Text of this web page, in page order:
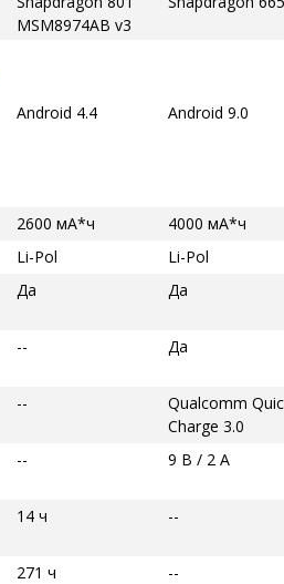
MSM8974AB v3
Android 4.4 Android 9.0
2600 мА*ч
4000 мА*ч
Li-Pol
Li-Pol
Да Да
-- Да
--
Qualcomm
Charge 3.0
-- 9 В / 2 А
14 ч --
271 ч --